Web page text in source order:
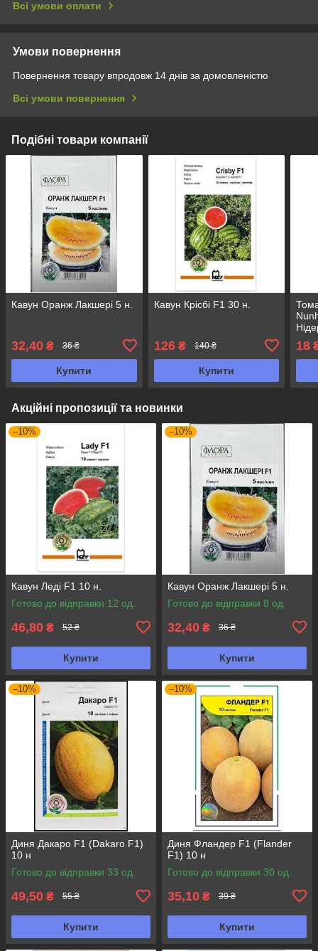
Всі умови оплати
Умови повернення
Повернення товару впродовж 14 днів за домовленістю
Всі умови повернення
Подібні товари компанії
Кавун Оранж Лакшері 5 н.
32,40 ₴ 36 ₴
Купити
Кавун Крісбі F1 30 н.
126₴ 140 ₴
Купити
18
Акційні пропозиції та новинки
–10%
Кавун Леді F1 10 н.
Готово до відправки 12 од.
46,80 ₴ 52 ₴
Купити
–10%
Кавун Оранж Лакшері 5 н.
Готово до відправки 8 од.
32,40 ₴ 36 ₴
Купити
–10%
Диня Дакаро F1 (Dakaro F1)
10 н
Готово до відправки 33 од.
49,50 ₴ 55 ₴
Купити
–10%
Диня Фландер F1 (Flander
F1) 10 н
Готово до відправки 30 од.
35,10 ₴ 39 ₴
Купити